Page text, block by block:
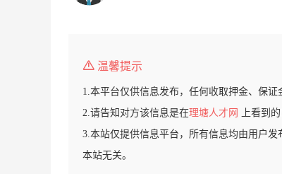
温馨提示
1.本平台仅供信息发布，任何收取押金、保证
2.请告知对方该信息是在理塘人才网
上看到的
3.本站仅提供信息平台，所有信息均由用户
本站无关。